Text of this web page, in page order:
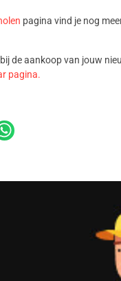
pagina vind je nog
de aankoop van jouw
pagina.